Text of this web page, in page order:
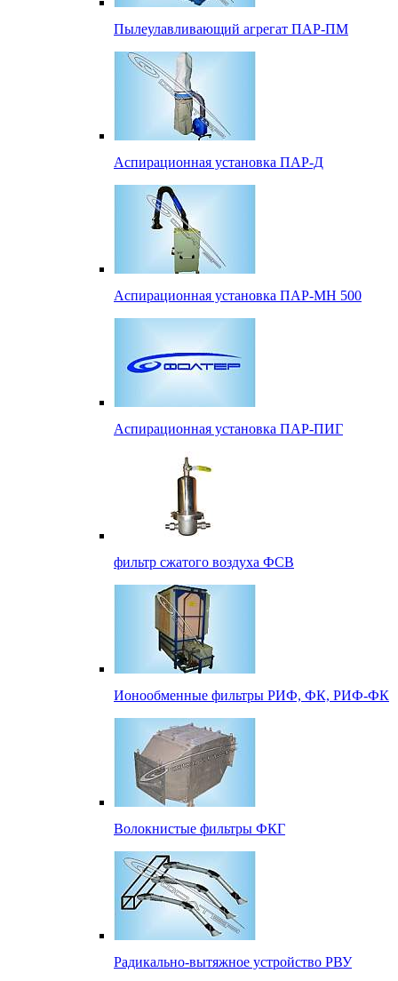
Пылеулавливающий агрегат ПАР-ПМ
Аспирационная установка ПАР-Д
Аспирационная установка ПАР-МН 500
Аспирационная установка ПАР-ПИГ
фильтр сжатого воздуха ФСВ
Ионообменные фильтры РИФ, ФК, РИФ-ФК
Волокнистые фильтры ФКГ
Радикально-вытяжное устройство РВУ